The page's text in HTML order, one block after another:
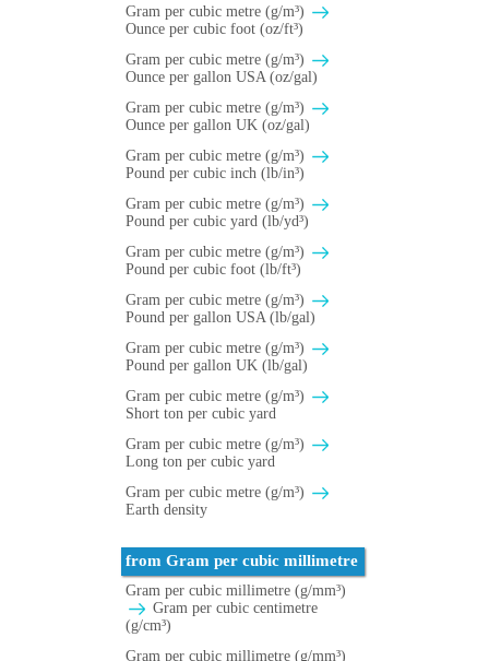
Gram per cubic metre (g/m³)
Ounce per cubic foot (oz/ft³)
Gram per cubic metre (g/m³)
Ounce per gallon USA (oz/gal)
Gram per cubic metre (g/m³)
Ounce per gallon UK (oz/gal)
Gram per cubic metre (g/m³)
Pound per cubic inch (lb/in³)
Gram per cubic metre (g/m³)
Pound per cubic yard (lb/yd³)
Gram per cubic metre (g/m³)
Pound per cubic foot (lb/ft³)
Gram per cubic metre (g/m³)
Pound per gallon USA (lb/gal)
Gram per cubic metre (g/m³)
Pound per gallon UK (lb/gal)
Gram per cubic metre (g/m³)
Short ton per cubic yard
Gram per cubic metre (g/m³)
Long ton per cubic yard
Gram per cubic metre (g/m³)
Earth density
from Gram per cubic millimetre
Gram per cubic millimetre (g/mm³)
Gram per cubic centimetre
(g/cm³)
Gram per cubic millimetre (g/mm³)